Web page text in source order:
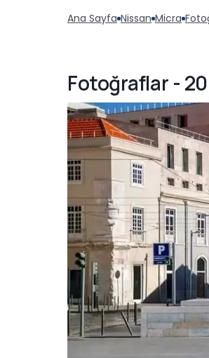
Ana Sayfa Nissan Micra
Fotoğraflar -